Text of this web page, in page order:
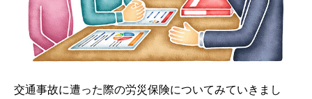
交通事故に遭った際の労災保険についてみていきまし